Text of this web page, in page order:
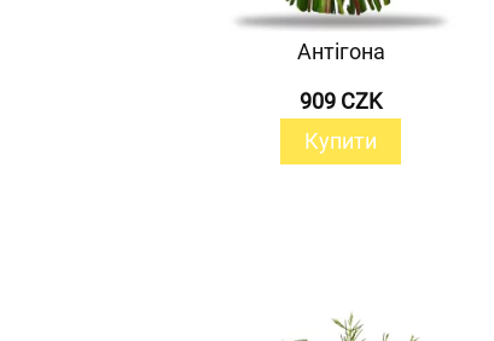
Антігона
909 CZK
Купити